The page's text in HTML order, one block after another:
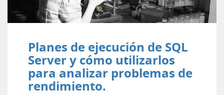
Planes de ejecución de SQL
Server y cómo utilizarlos
para analizar problemas de
rendimiento.